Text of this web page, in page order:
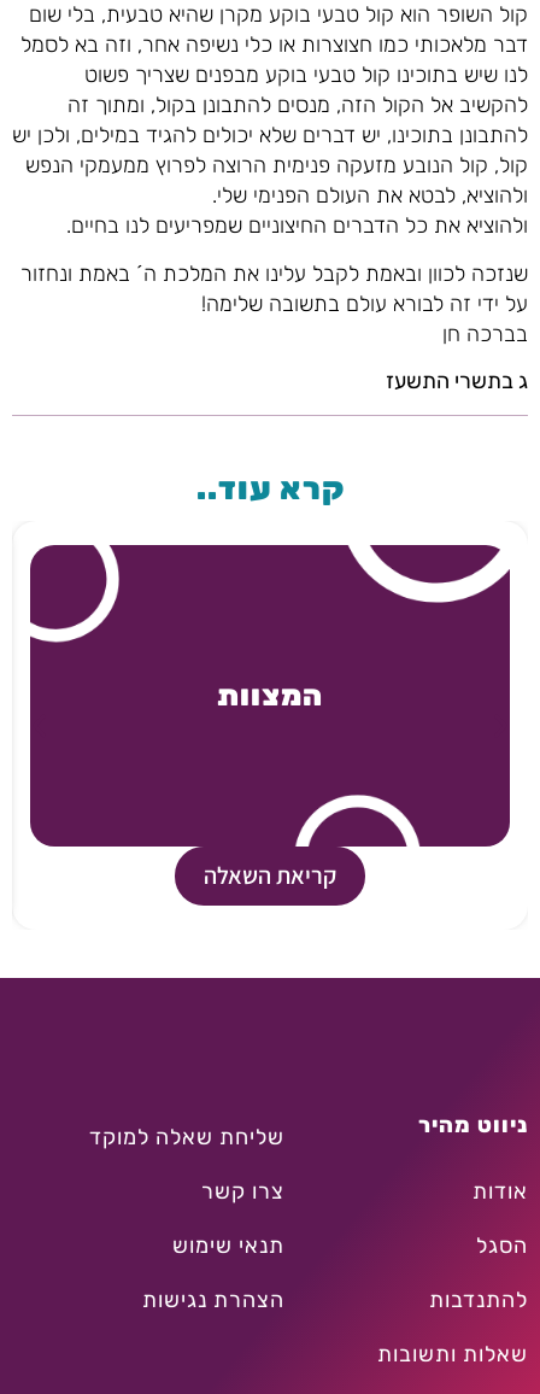
קול השופר הוא קול טבעי בוקע מקרן שהיא טבעית, בלי שום
דבר מלאכותי כמו חצוצרות או כלי נשיפה אחר, וזה בא לסמל
לנו שיש בתוכינו קול טבעי בוקע מבפנים שצריך פשוט
להקשיב אל הקול הזה, מנסים להתבונן בקול, ומתוך זה
להתבונן בתוכינו, יש דברים שלא יכולים להגיד במילים, ולכן יש
קול, קול הנובע מזעקה פנימית הרוצה לפרוץ ממעמקי הנפש
ולהוציא, לבטא את העולם הפנימי שלי.
ולהוציא את כל הדברים החיצוניים שמפריעים לנו בחיים.
שנזכה לכוון ובאמת לקבל עלינו את המלכת ה´ באמת ונחזור
על ידי זה לבורא עולם בתשובה שלימה!
בברכה חן
ג בתשרי התשעז
קרא עוד..
המצוות
קריאת השאלה
ניווט מהיר
אודות
הסגל
להתנדבות
שאלות ותשובות
שליחת שאלה למוקד
צרו קשר
תנאי שימוש
הצהרת נגישות